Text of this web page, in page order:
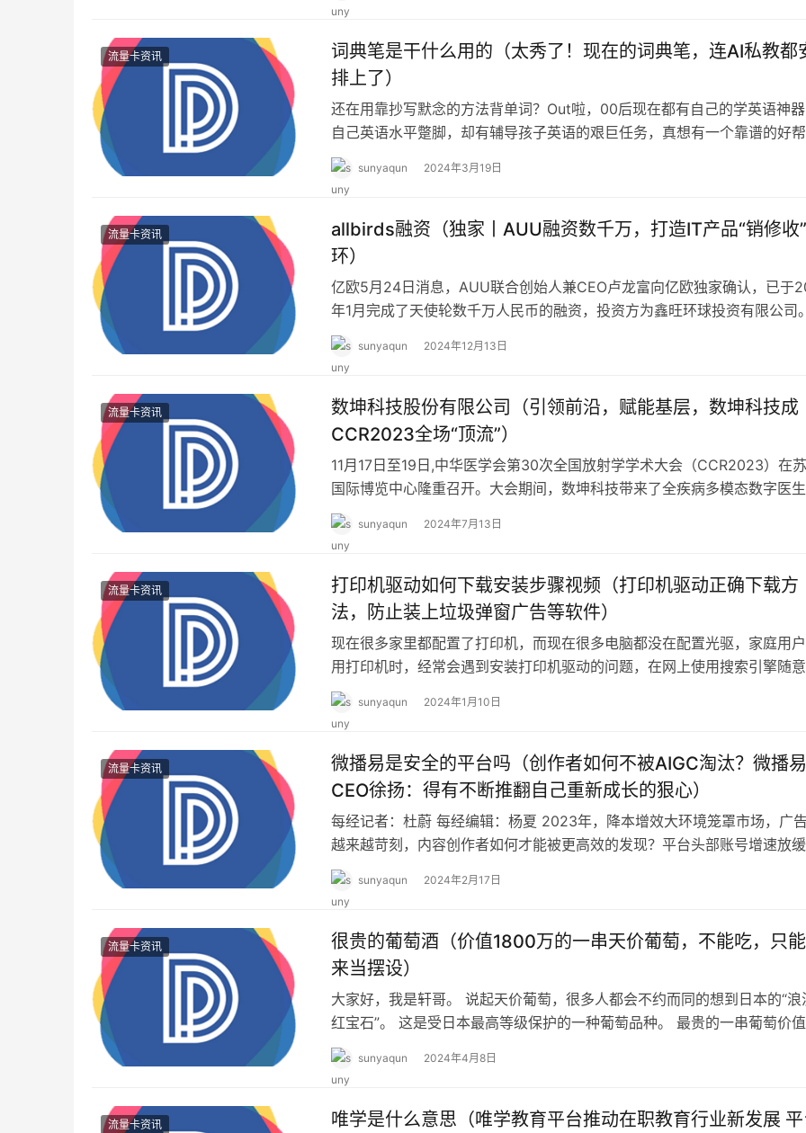
流量卡资讯
词典笔是干什么用的（太秀了！现在的词典笔，连AI私教都
排上了）
还在用靠抄写默念的方法背单词？Out啦，00后现在都有自己的学英语神器
自己英语水平蹩脚，却有辅导孩子英语的艰巨任务，真想有一个靠谱的好帮
手。 想有一个能够随时随地翻译、纠正、提…
sunyaqun 2024年3月19日
流量卡资讯
allbirds融资（独家丨AUU融资数千万，打造IT产品“销修收
环）
亿欧5月24日消息，AUU联合创始人兼CEO卢龙富向亿欧独家确认，已于
年1月完成了天使轮数千万人民币的融资，投资方为鑫旺环球投资有限公司。
据了解，AUU服务平台是福州匠心…
sunyaqun 2024年12月13日
流量卡资讯
数坤科技股份有限公司（引领前沿，赋能基层，数坤科技成
CCR2023全场“顶流”）
11月17日至19日,中华医学会第30次全国放射学学术大会（CCR2023）在
国际博览中心隆重召开。大会期间，数坤科技带来了全疾病多模态数字医生
决方案，重点展示了在CT、MR…
sunyaqun 2024年7月13日
流量卡资讯
打印机驱动如何下载安装步骤视频（打印机驱动正确下载方
法，防止装上垃圾弹窗广告等软件）
现在很多家里都配置了打印机，而现在很多电脑都没在配置光驱，家庭用
用打印机时，经常会遇到安装打印机驱动的问题，在网上使用搜索引擎随意
索打印机驱动，由于各种经济利益，很多驱动被修…
sunyaqun 2024年1月10日
流量卡资讯
微播易是安全的平台吗（创作者如何不被AIGC淘汰？微播易
CEO徐扬：得有不断推翻自己重新成长的狠心）
每经记者：杜蔚 每经编辑：杨夏 2023年，降本增效大环境笼罩市场，广
越来越苛刻，内容创作者如何才能被更高效的发现？平台头部账号增速放缓
甚至下滑，“千万粉丝博主变现力不如百万…
sunyaqun 2024年2月17日
流量卡资讯
很贵的葡萄酒（价值1800万的一串天价葡萄，不能吃，只
来当摆设）
大家好，我是轩哥。 说起天价葡萄，很多人都会不约而同的想到日本的“浪
红宝石”。 这是受日本最高等级保护的一种葡萄品种。 最贵的一串葡萄价值
130万日元，约合人民币8.5万元。 在…
sunyaqun 2024年4月8日
流量卡资讯 唯学是什么意思（唯学教育平台推动在职教育行业新发展